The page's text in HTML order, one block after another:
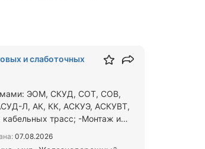
и слаботочных
ЭОМ, СКУД, СОТ, СОВ,
Л, АК, КК, АСКУЭ, АСКУВТ,
трасс; -Монтаж и
07.08.2026